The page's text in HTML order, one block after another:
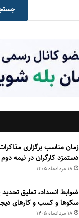
زمان مناسب برگزاری
دستمزد کارگران در نیمه
۱۸ مرداد‌ماه ۱۴۰۵
ضوابط انسداد، تعليق
سكوها و كسب و كارهای
۱۸ مرداد‌ماه ۱۴۰۵